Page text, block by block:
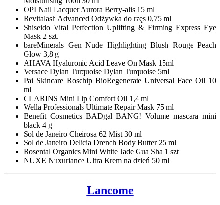
OPI Nail Lacquer Aurora Berry-alis 15 ml
Revitalash Advanced Odżywka do rzęs 0,75 ml
Shiseido Vital Perfection Uplifting & Firming Express Eye
Mask 2 szt.
bareMinerals Gen Nude Highlighting Blush Rouge Peach
Glow 3,8 g
AHAVA Hyaluronic Acid Leave On Mask 15ml
Versace Dylan Turquoise Dylan Turquoise 5ml
Pai Skincare Rosehip BioRegenerate Universal Face Oil 10
ml
CLARINS Mini Lip Comfort Oil 1,4 ml
Wella Professionals Ultimate Repair Mask 75 ml
Benefit Cosmetics BADgal BANG! Volume mascara mini
black 4 g
Sol de Janeiro Cheirosa 62 Mist 30 ml
Sol de Janeiro Delicia Drench Body Butter 25 ml
Rosental Organics Mini White Jade Gua Sha 1 szt
NUXE Nuxuriance Ultra Krem na dzień 50 ml
Lancome